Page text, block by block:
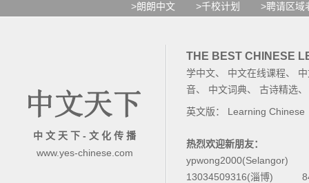
>朗朗中文 >千校计划 >聘请区域
中 文 天 下 - 文 化 传 播
www.yes-chinese.com
THE BEST CHINESE
学中文、 中文在线课程、
音、 中文词典、 古诗精选
英文版： Learning Chinese
热烈欢迎新朋友：
ypwong2000(Selangor)
13034509316(淄博)